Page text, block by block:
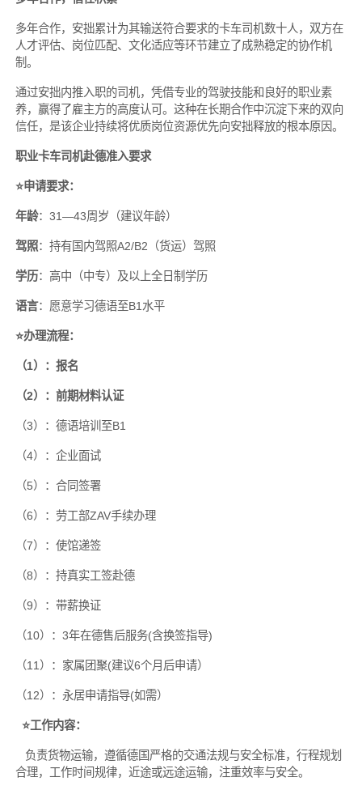
多年合作，安拙累计为其输送符合要求的卡车司机数十人，双方在
人才评估、岗位匹配、文化适应等环节建立了成熟稳定的协作机
制。
通过安拙内推入职的司机，凭借专业的驾驶技能和良好的职业素
养，赢得了雇主方的高度认可。这种在长期合作中沉淀下来的双向
信任，是该企业持续将优质岗位资源优先向安拙释放的根本原因。
职业卡车司机赴德准入要求
⭐️申请要求：
年龄：31—43周岁（建议年龄）
驾照：持有国内驾照A2/B2（货运）驾照
学历：高中（中专）及以上全日制学历
语言：愿意学习德语至B1水平
⭐️办理流程：
（1）：报名
（2）：前期材料认证
（3）：德语培训至B1
（4）：企业面试
（5）：合同签署
（6）：劳工部ZAV手续办理
（7）：使馆递签
（8）：持真实工签赴德
（9）：带薪换证
（10）：3年在德售后服务(含换签指导)
（11）：家属团聚(建议6个月后申请）
（12）：永居申请指导(如需）
⭐️工作内容：
负责货物运输，遵循德国严格的交通法规与安全标准，行程规划
合理，工作时间规律，近途或远途运输，注重效率与安全。